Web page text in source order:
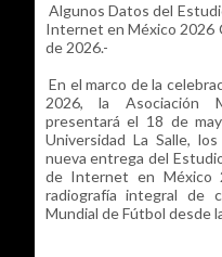
Algunos Datos del
Internet en México 2026
de 2026.-
En el marco de la
2026, la Asociación
presentará el 18 de
Universidad La Salle,
nueva entrega del
de Internet en México
radiografía integral de
Mundial de Fútbol desde